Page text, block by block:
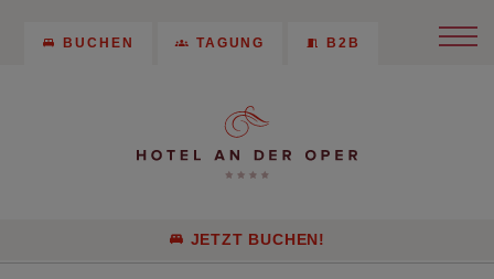
BUCHEN TAGUNG B2B
JETZT BUCHEN!